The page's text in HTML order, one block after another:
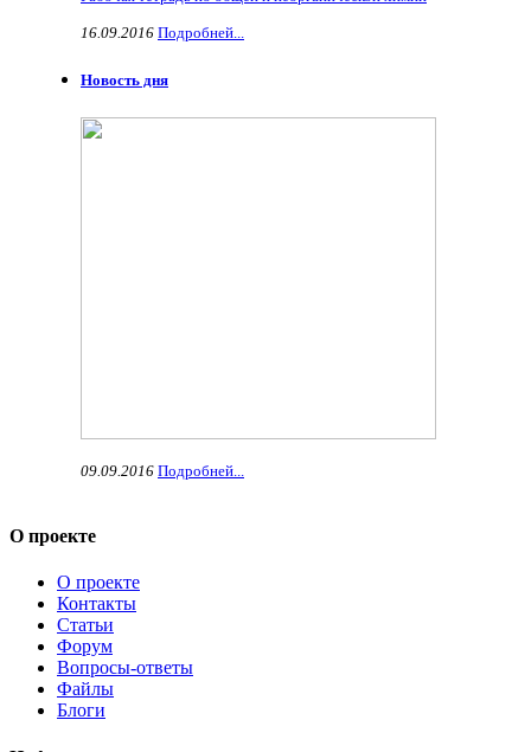
16.09.2016 Подробней...
Новость дня
09.09.2016 Подробней...
О проекте
О проекте
Контакты
Статьи
Форум
Вопросы-ответы
Файлы
Блоги